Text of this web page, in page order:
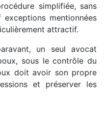
simplifiée, sans
mentionnées
attractif.
un seul avocat
sous le contrôle du
doit avoir son propre
et préserver les